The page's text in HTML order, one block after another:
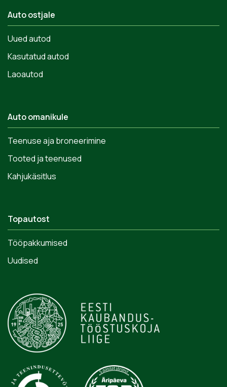
Auto ostjale
Uued autod
Kasutatud autod
Laoautod
Auto omanikule
Teenuse aja broneerimine
Tooted ja teenused
Kahjukäsitlus
Topautost
Tööpakkumised
Uudised